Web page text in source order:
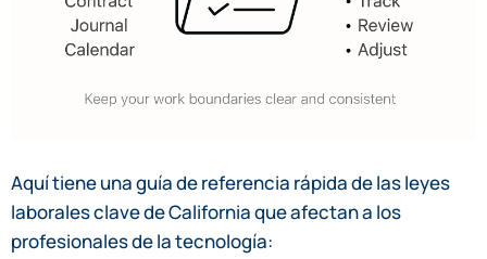
Aquí tiene una guía de referencia rápida de las leyes
laborales clave de California que afectan a los
profesionales de la tecnología: